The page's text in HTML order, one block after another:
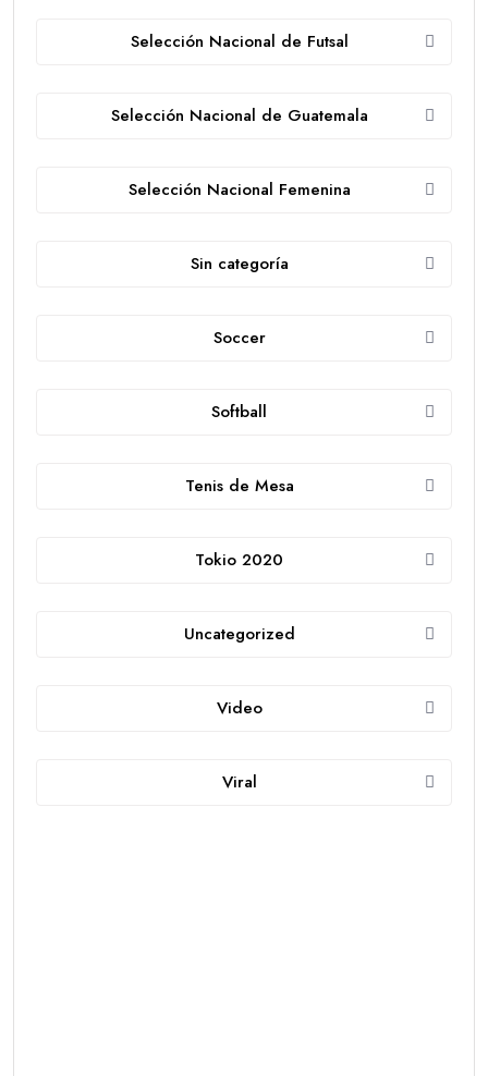
Selección Nacional de Futsal
Selección Nacional de Guatemala
Selección Nacional Femenina
Sin categoría
Soccer
Softball
Tenis de Mesa
Tokio 2020
Uncategorized
Video
Viral